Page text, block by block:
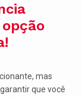
mas
que você